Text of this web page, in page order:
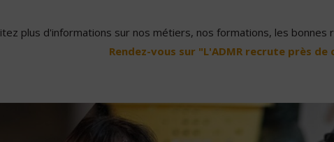
plus d'informations sur nos métiers, nos formations, les bonnes
Rendez-vous sur "L'ADMR recrute près de